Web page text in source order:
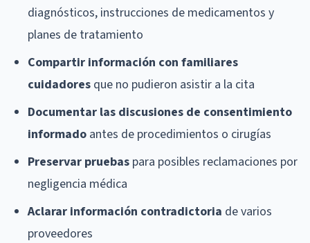
diagnósticos, instrucciones de medicamentos y
planes de tratamiento
Compartir información con familiares
cuidadores que no pudieron asistir a la cita
Documentar las discusiones de consentimiento
informado antes de procedimientos o cirugías
Preservar pruebas para posibles reclamaciones por
negligencia médica
Aclarar información contradictoria de varios
proveedores